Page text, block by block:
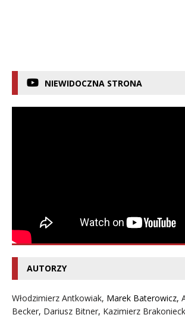
NIEWIDOCZNA STRONA
AUTORZY
Włodzimierz Antkowiak, Marek Baterowicz,
Becker, Dariusz Bitner, Kazimierz